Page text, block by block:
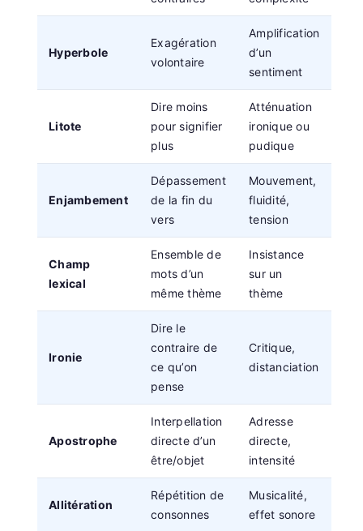
Hyperbole
Exagération
volontaire
Amplification
d’un
sentiment
Litote
Dire moins
pour signifier
plus
Atténuation
ironique ou
pudique
Enjambement
Dépassement
de la fin du
vers
Mouvement,
fluidité,
tension
Champ
lexical
Ensemble de
mots d’un
même thème
Insistance
sur un
thème
Ironie
Dire le
contraire de
ce qu’on
pense
Critique,
distanciation
Apostrophe
Interpellation
directe d’un
être/objet
Adresse
directe,
intensité
Allitération
Répétition de
consonnes
Musicalité,
effet sonore